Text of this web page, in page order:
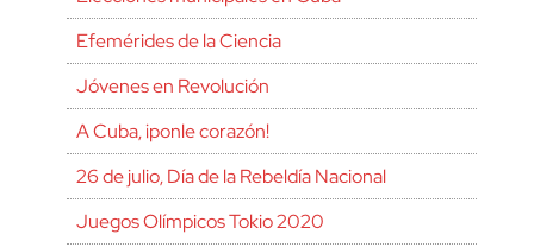
Efemérides de la Ciencia
Jóvenes en Revolución
A Cuba, ¡ponle corazón!
26 de julio, Día de la Rebeldía Nacional
Juegos Olímpicos Tokio 2020